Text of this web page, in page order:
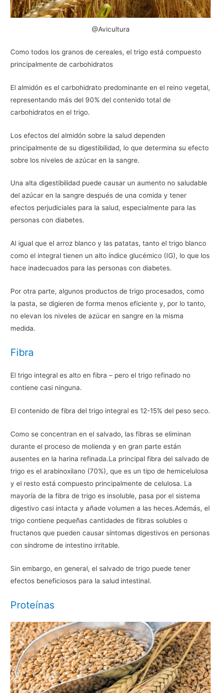
@Avicultura
Como todos los granos de cereales, el trigo está compuesto
principalmente de carbohidratos
El almidón es el carbohidrato predominante en el reino vegetal,
representando más del 90% del contenido total de
carbohidratos en el trigo.
Los efectos del almidón sobre la salud dependen
principalmente de su digestibilidad, lo que determina su efecto
sobre los niveles de azúcar en la sangre.
Una alta digestibilidad puede causar un aumento no saludable
del azúcar en la sangre después de una comida y tener
efectos perjudiciales para la salud, especialmente para las
personas con diabetes.
Al igual que el arroz blanco y las patatas, tanto el trigo blanco
como el integral tienen un alto índice glucémico (IG), lo que los
hace inadecuados para las personas con diabetes.
Por otra parte, algunos productos de trigo procesados, como
la pasta, se digieren de forma menos eficiente y, por lo tanto,
no elevan los niveles de azúcar en sangre en la misma
medida.
Fibra
El trigo integral es alto en fibra – pero el trigo refinado no
contiene casi ninguna.
El contenido de fibra del trigo integral es 12-15% del peso seco.
Como se concentran en el salvado, las fibras se eliminan
durante el proceso de molienda y en gran parte están
ausentes en la harina refinada.La principal fibra del salvado de
trigo es el arabinoxilano (70%), que es un tipo de hemicelulosa
y el resto está compuesto principalmente de celulosa. La
mayoría de la fibra de trigo es insoluble, pasa por el sistema
digestivo casi intacta y añade volumen a las heces.Además, el
trigo contiene pequeñas cantidades de fibras solubles o
fructanos que pueden causar síntomas digestivos en personas
con síndrome de intestino irritable.
Sin embargo, en general, el salvado de trigo puede tener
efectos beneficiosos para la salud intestinal.
Proteínas